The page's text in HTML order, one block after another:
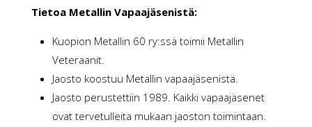
Tietoa Metallin Vapaajäsenistä:
Kuopion Metallin 60 ry:ssä toimii Metallin
Veteraanit.
Jaosto koostuu Metallin vapaajäsenistä.
Jaosto perustettiin 1989. Kaikki vapaajäsenet
ovat tervetulleita mukaan jaoston toimintaan.